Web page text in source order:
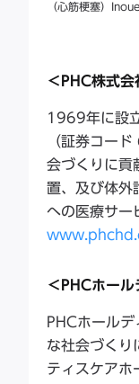
（心筋梗塞）
＜PHC株式
1969年に設
（証券コー
会づくりに貢
置、及び体外
への医療サー
＜PHCホー
PHCホール
な社会づくり
ティスケアホ